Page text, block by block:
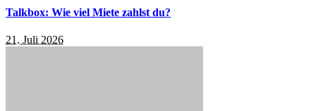
Talkbox: Wie viel Miete zahlst du?
21. Juli 2026